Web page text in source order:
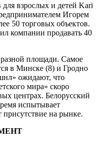
для взрослых и детей Kari
Игорем
50 торговых объектов.
компании продавать 40
площади. Самое
в Минске (8) и Гродно
ожидают, что
мира» скоро
центрах. Белорусский
испытывает
на рынке.